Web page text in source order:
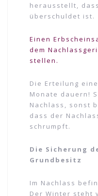
herausstellt,
überschuldet ist.
Einen
dem
stellen.
Die Erteilung
Monate dauern!
Nachlass, sonst
dass der
schrumpft.
Die Sicherung
Grundbesitz
Im Nachlass
Der Winter steht